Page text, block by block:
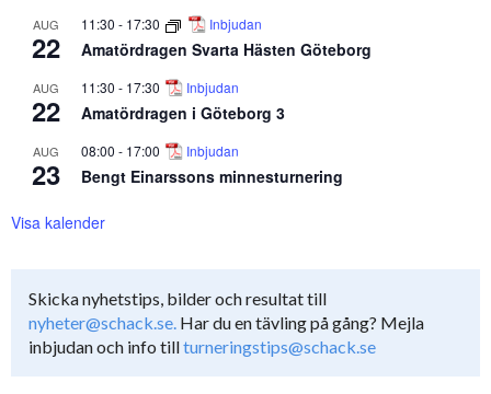
AUG
22
11:30 - 17:30 Inbjudan
Amatördragen Svarta Hästen Göteborg
AUG
22
11:30 - 17:30 Inbjudan
Amatördragen i Göteborg 3
AUG
23
08:00 - 17:00 Inbjudan
Bengt Einarssons minnesturnering
Visa kalender
Skicka nyhetstips, bilder och resultat till
nyheter@schack.se. Har du en tävling på gång? Mejla
inbjudan och info tillturneringstips@schack.se